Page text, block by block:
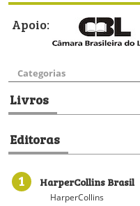
Apoio:
Categorias
Livros
Editoras
1 HarperCollins Brasil
HarperCollins